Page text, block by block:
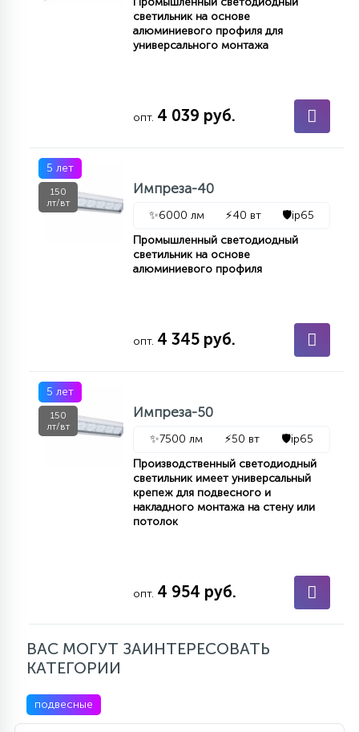
светильник на основе
алюминиевого профиля для
универсального монтажа
опт. 4 039 руб.
5 лет
150
лт/вт
Импреза-40
✨6000 лм ⚡40 вт 🛡️ip65
Промышленный светодиодный
светильник на основе
алюминиевого профиля
опт. 4 345 руб.
5 лет
150
лт/вт
Импреза-50
✨7500 лм ⚡50 вт 🛡️ip65
Производственный светодиодный
светильник имеет универсальный
крепеж для подвесного и
накладного монтажа на стену или
потолок
опт. 4 954 руб.
ВАС МОГУТ ЗАИНТЕРЕСОВАТЬ
КАТЕГОРИИ
подвесные